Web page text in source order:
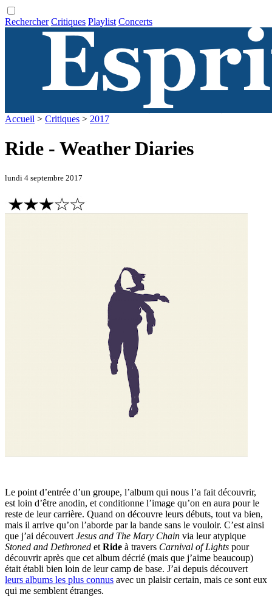
Rechercher Critiques Playlist Concerts
Accueil > Critiques > 2017
Ride - Weather Diaries
lundi 4 septembre 2017
Le point d’entrée d’un groupe, l’album qui nous l’a fait découvrir,
est loin d’être anodin, et conditionne l’image qu’on en aura pour le
reste de leur carrière. Quand on découvre leurs débuts, tout va bien,
mais il arrive qu’on l’aborde par la bande sans le vouloir. C’est ainsi
que j’ai découvert Jesus and The Mary Chain via leur atypique
Stoned and Dethroned et Ride à travers Carnival of Lights pour
découvrir après que cet album décrié (mais que j’aime beaucoup)
était établi bien loin de leur camp de base. J’ai depuis découvert
leurs albums les plus connus avec un plaisir certain, mais ce sont eux
qui me semblent étranges.